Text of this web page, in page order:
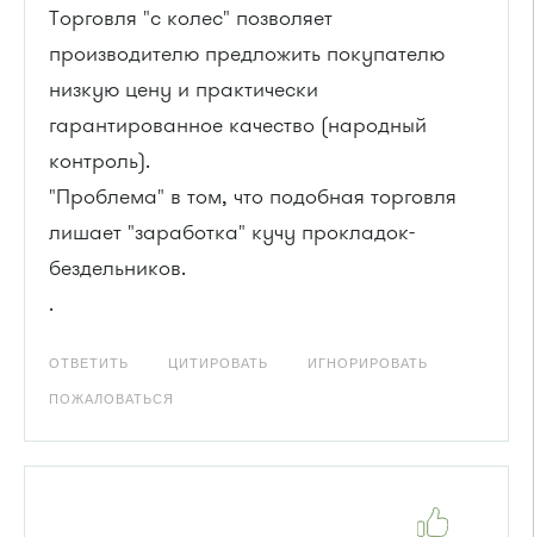
Торговля "с колес" позволяет
производителю предложить покупателю
низкую цену и практически
гарантированное качество (народный
контроль).
"Проблема" в том, что подобная торговля
лишает "заработка" кучу прокладок-
бездельников.
.
ОТВЕТИТЬ ЦИТИРОВАТЬ ИГНОРИРОВАТЬ
ПОЖАЛОВАТЬСЯ